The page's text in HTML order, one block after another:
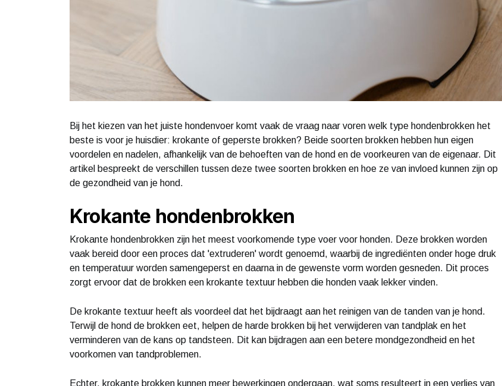
Bij het kiezen van het juiste hondenvoer komt vaak de vraag naar voren welk type hondenbrokken het
beste is voor je huisdier: krokante of geperste brokken? Beide soorten brokken hebben hun eigen
voordelen en nadelen, afhankelijk van de behoeften van de hond en de voorkeuren van de eigenaar. Dit
artikel bespreekt de verschillen tussen deze twee soorten brokken en hoe ze van invloed kunnen zijn op
de gezondheid van je hond.
Krokante hondenbrokken
Krokante hondenbrokken zijn het meest voorkomende type voer voor honden. Deze brokken worden
vaak bereid door een proces dat 'extruderen' wordt genoemd, waarbij de ingrediënten onder hoge druk
en temperatuur worden samengeperst en daarna in de gewenste vorm worden gesneden. Dit proces
zorgt ervoor dat de brokken een krokante textuur hebben die honden vaak lekker vinden.
De krokante textuur heeft als voordeel dat het bijdraagt aan het reinigen van de tanden van je hond.
Terwijl de hond de brokken eet, helpen de harde brokken bij het verwijderen van tandplak en het
verminderen van de kans op tandsteen. Dit kan bijdragen aan een betere mondgezondheid en het
voorkomen van tandproblemen.
Echter, krokante brokken kunnen meer bewerkingen ondergaan, wat soms resulteert in een verlies van